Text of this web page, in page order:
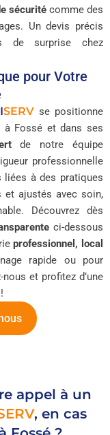
sécurité comme des
Un devis précis
de surprise chez
pour Votre
SERV se positionne
à Fossé et dans ses
de notre équipe
professionnelle
liées à des pratiques
ajustés avec soin,
Découvrez dès
ci-dessous
professionnel, local
rapide ou pour
et profitez d’une
appel à un
, en cas